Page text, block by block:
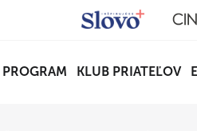
PROGRAM KLUB PRIATEĽOV